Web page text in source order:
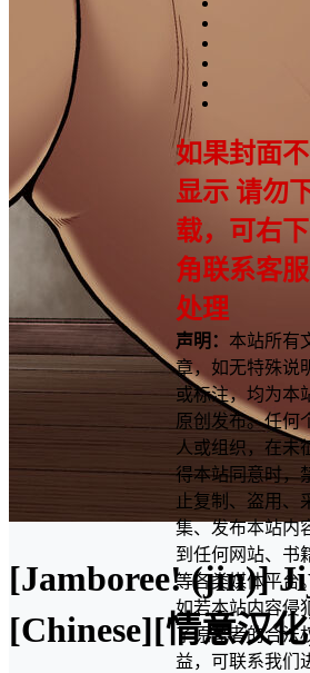
[Jamboree! (jin)]
[Chinese][情意汉
如果封面不
显示 请勿
载，可右下
角联系客服
处理
声明： 本站所有
章，如无特殊说
或标注，均为本
原创发布。任何
人或组织，在未
得本站同意时，
止复制、盗用、
集、发布本站内
到任何网站、书
等各类媒体平台。
如若本站内容侵
了原著者的合法
益，可联系我们